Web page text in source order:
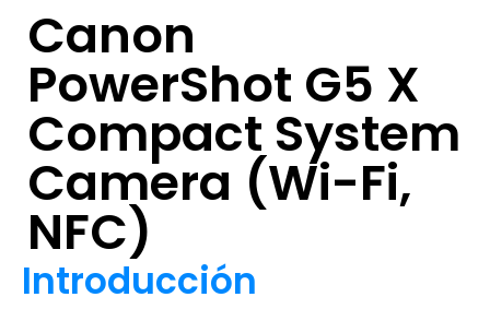
Canon
PowerShot G5 X
Compact System
Camera (Wi-Fi,
NFC)
Introducción